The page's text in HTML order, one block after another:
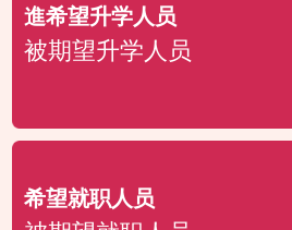
進希望升学人员
被期望升学人员
希望就职人员